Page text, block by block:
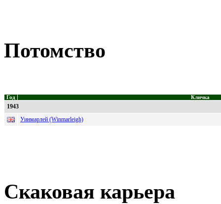
Потомство
Год Кличка
1943
Уинмарлей (Winmarleigh)
Скаковая карьера